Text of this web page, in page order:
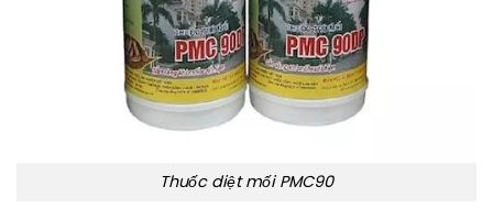
Thuốc diệt mối PMC90